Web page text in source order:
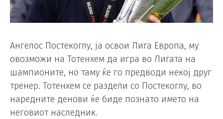
Ангелос Постекоглу, ја освои Лига Европа, му
овозможи на Тотенхем да игра во Лигата на
шампионите, но таму ќе го предводи некој друг
тренер. Тотенхем се раздели со Постекоглу, во
наредните денови ќе биде познато името на
неговиот наследник.